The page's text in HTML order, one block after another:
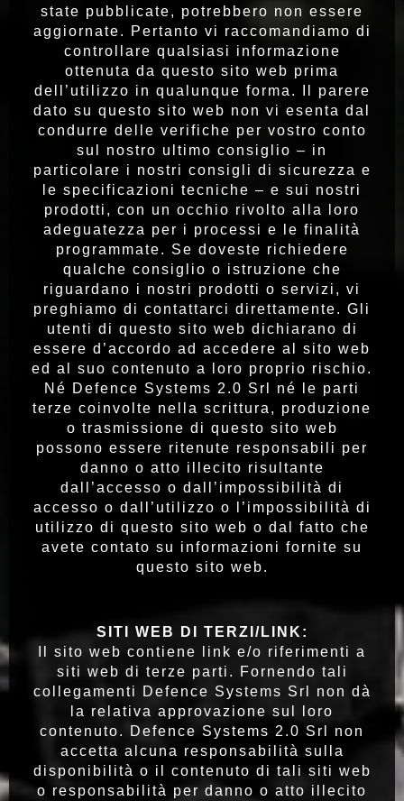
state pubblicate, potrebbero non essere
aggiornate. Pertanto vi raccomandiamo di
controllare qualsiasi informazione
ottenuta da questo sito web prima
dell’utilizzo in qualunque forma. Il parere
dato su questo sito web non vi esenta dal
condurre delle verifiche per vostro conto
sul nostro ultimo consiglio – in
particolare i nostri consigli di sicurezza e
le specificazioni tecniche – e sui nostri
prodotti, con un occhio rivolto alla loro
adeguatezza per i processi e le finalità
programmate. Se doveste richiedere
qualche consiglio o istruzione che
riguardano i nostri prodotti o servizi, vi
preghiamo di contattarci direttamente. Gli
utenti di questo sito web dichiarano di
essere d’accordo ad accedere al sito web
ed al suo contenuto a loro proprio rischio.
Né Defence Systems 2.0 Srl né le parti
terze coinvolte nella scrittura, produzione
o trasmissione di questo sito web
possono essere ritenute responsabili per
danno o atto illecito risultante
dall’accesso o dall’impossibilità di
accesso o dall’utilizzo o l’impossibilità di
utilizzo di questo sito web o dal fatto che
avete contato su informazioni fornite su
questo sito web.
SITI WEB DI TERZI/LINK:
Il sito web contiene link e/o riferimenti a
siti web di terze parti. Fornendo tali
collegamenti Defence Systems Srl non dà
la relativa approvazione sul loro
contenuto. Defence Systems 2.0 Srl non
accetta alcuna responsabilità sulla
disponibilità o il contenuto di tali siti web
o responsabilità per danno o atto illecito